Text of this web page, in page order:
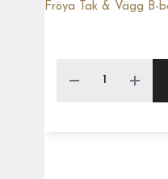
Fröya Tak & Vägg B-